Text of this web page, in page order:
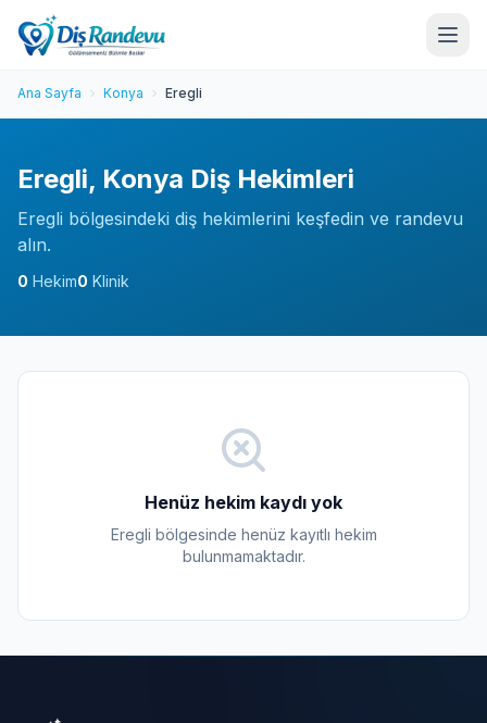
Ana Sayfa Konya Eregli
Eregli, Konya Diş Hekimleri
Eregli bölgesindeki diş hekimlerini keşfedin ve randevu
alın.
0 Hekim0 Klinik
Henüz hekim kaydı yok
Eregli bölgesinde henüz kayıtlı hekim
bulunmamaktadır.